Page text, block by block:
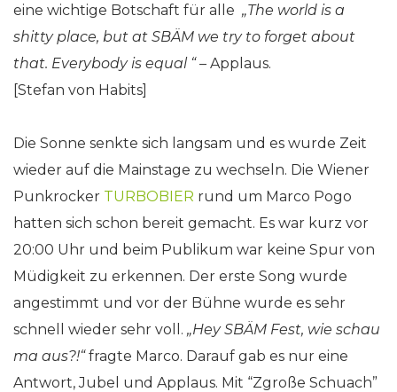
eine wichtige Botschaft für alle „The world is a
shitty place, but at SBÄM we try to forget about
that. Everybody is equal “– Applaus.
[Stefan von Habits]
Die Sonne senkte sich langsam und es wurde Zeit
wieder auf die Mainstage zu wechseln. Die Wiener
Punkrocker TURBOBIER rund um Marco Pogo
hatten sich schon bereit gemacht. Es war kurz vor
20:00 Uhr und beim Publikum war keine Spur von
Müdigkeit zu erkennen. Der erste Song wurde
angestimmt und vor der Bühne wurde es sehr
schnell wieder sehr voll. „Hey SBÄM Fest, wie schau
ma aus?!“fragte Marco. Darauf gab es nur eine
Antwort, Jubel und Applaus. Mit “Zgroße Schuach”